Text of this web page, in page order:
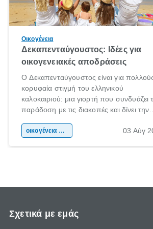
Οικογένεια
Δεκαπενταύγουστος: Ιδέες για
οικογενειακές αποδράσεις
Ο Δεκαπενταύγουστος είναι για
κορυφαία στιγμή του ελληνικού
καλοκαιριού: μια γιορτή που συνδυάζει
παράδοση με τις διακοπές και δίνει την
χώρας. Είτε πρόκειται για λίγες μέρες
οικογένεια & παιδί 03 Αύγ
Σχετικά με εμάς